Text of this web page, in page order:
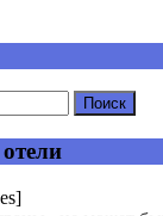
опубликован.